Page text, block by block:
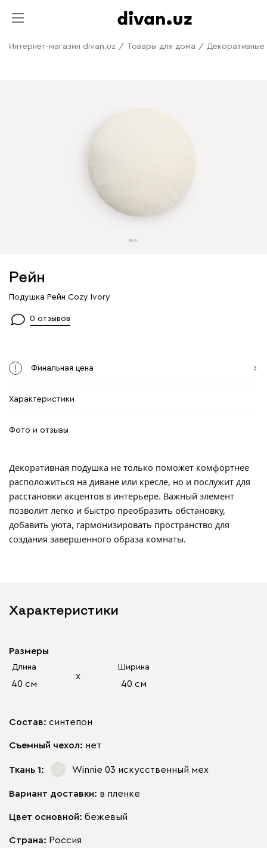
Интернет-магазин divan.uz / Товары для дома /
Рейн
Подушка Рейн Cozy Ivory
0 отзывов
Финальная цена
Характеристики
Фото и отзывы
Декоративная подушка не только поможет комфортнее
расположиться на диване или кресле, но и послужит для
расстановки акцентов в интерьере. Важный элемент
позволит легко и быстро преобразить обстановку,
добавить уюта, гармонизировать пространство для
создания завершенного образа комнаты.
Характеристики
Размеры
Длина
40 см
х
Ширина
40 см
Состав: синтепон
Съемный чехол: нет
Ткань 1: Winnie 03 искусственный мех
Вариант доставки: в пленке
Цвет основной: бежевый
Страна: Россия